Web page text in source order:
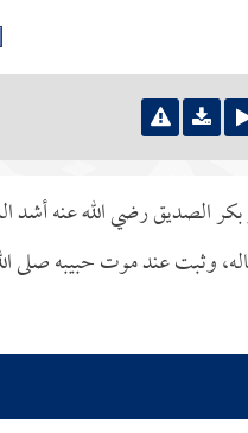
الصديق رضي الله عنه أشد
وثبت عند موت حبيبه صلى